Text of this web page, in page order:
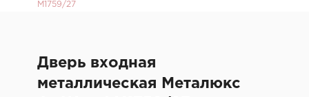
М1759/27
Дверь входная
металлическая Металюкс